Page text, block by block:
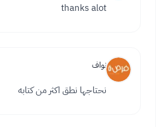
thanks alot
نواف
نحتاجها نطق اكثر من كتابه